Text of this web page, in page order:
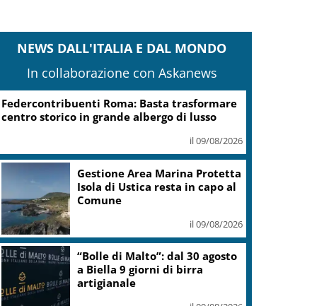
NEWS DALL'ITALIA E DAL MONDO
In collaborazione con Askanews
Federcontribuenti Roma: Basta trasformare
centro storico in grande albergo di lusso
il 09/08/2026
Gestione Area Marina Protetta
Isola di Ustica resta in capo al
Comune
il 09/08/2026
“Bolle di Malto”: dal 30 agosto
a Biella 9 giorni di birra
artigianale